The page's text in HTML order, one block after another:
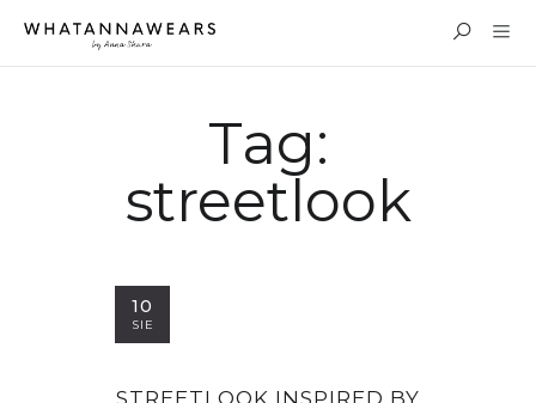
Tag:
streetlook
10
SIE
STREETLOOK INSPIRED BY